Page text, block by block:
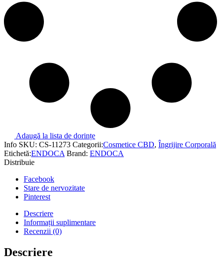
Adaugă la lista de dorințe
Info SKU: CS-11273 Categorii:Cosmetice CBD, Îngrijire Corporală
Etichetă:ENDOCA Brand: ENDOCA
Distribuie
Facebook
Stare de nervozitate
Pinterest
Descriere
Informații suplimentare
Recenzii (0)
Descriere